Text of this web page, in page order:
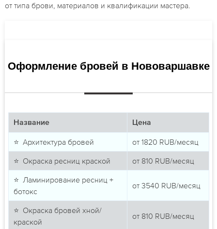
от типа брови, материалов и квалификации мастера.
Оформление бровей в Нововаршавке
Название Цена
⭐ Архитектура бровей от 1820 RUB/месяц
⭐ Окраска ресниц краской от 810 RUB/месяц
⭐ Ламинирование ресниц +
ботокс
от 3540 RUB/месяц
⭐ Окраска бровей хной/
краской
от 810 RUB/месяц